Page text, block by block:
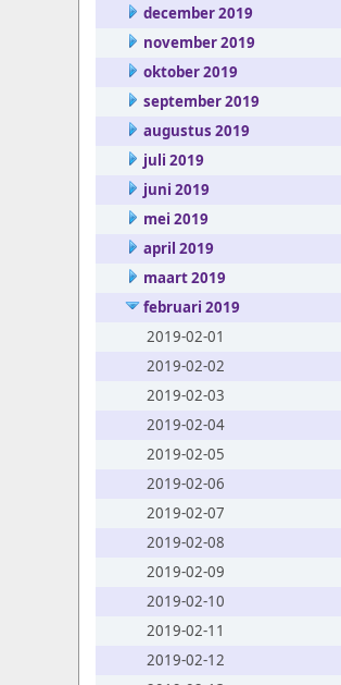
december 2019
november 2019
oktober 2019
september 2019
augustus 2019
juli 2019
juni 2019
mei 2019
april 2019
maart 2019
februari 2019
2019-02-01
2019-02-02
2019-02-03
2019-02-04
2019-02-05
2019-02-06
2019-02-07
2019-02-08
2019-02-09
2019-02-10
2019-02-11
2019-02-12